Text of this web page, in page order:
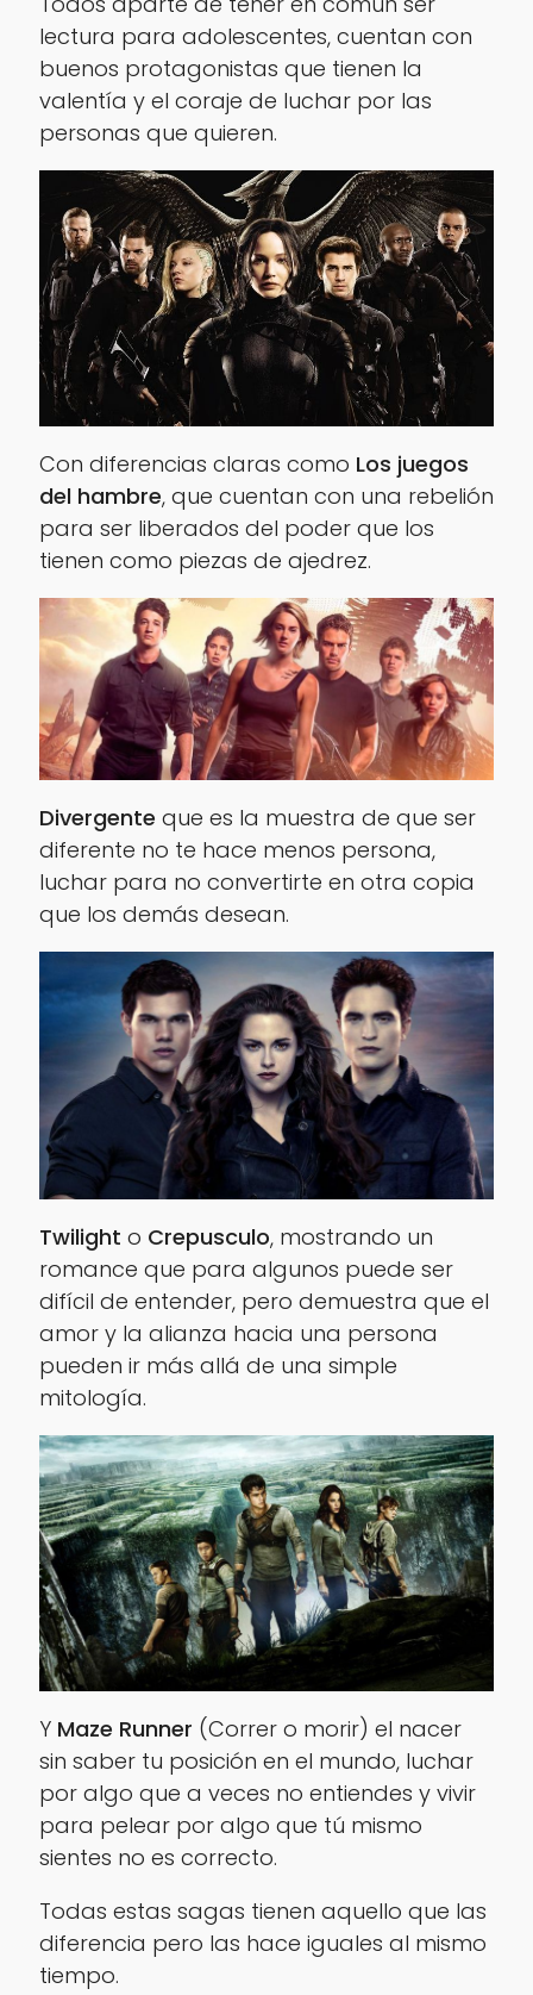
lectura para adolescentes, cuentan con
buenos protagonistas que tienen la
valentía y el coraje de luchar por las
personas que quieren.
Con diferencias claras como Los juegos
del hambre, que cuentan con una rebelión
para ser liberados del poder que los
tienen como piezas de ajedrez.
Divergente que es la muestra de que ser
diferente no te hace menos persona,
luchar para no convertirte en otra copia
que los demás desean.
Twilight o Crepusculo, mostrando un
romance que para algunos puede ser
difícil de entender, pero demuestra que el
amor y la alianza hacia una persona
pueden ir más allá de una simple
mitología.
Y Maze Runner (Correr o morir) el nacer
sin saber tu posición en el mundo, luchar
por algo que a veces no entiendes y vivir
para pelear por algo que tú mismo
sientes no es correcto.
Todas estas sagas tienen aquello que las
diferencia pero las hace iguales al mismo
tiempo.